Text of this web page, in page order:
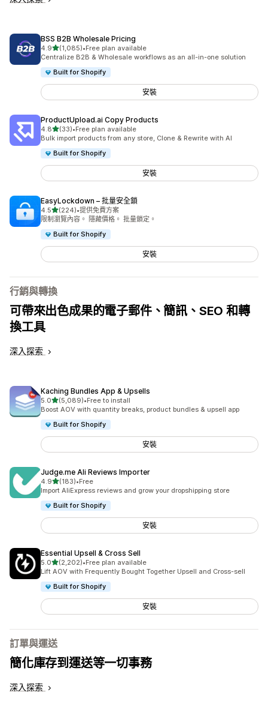
BSS B2B Wholesale Pricing
4.9滿分 5 顆星
(1,085)
共有 1085 則評價
•Free plan available
Centralize B2B & Wholesale workflows as an all-in-one solution
Built for Shopify
安裝
ProductUpload.ai Copy Products
4.8滿分 5 顆星
(33)
共有 33 則評價
•Free plan available
Bulk import products from any store, Clone & Rewrite with AI
Built for Shopify
安裝
EasyLockdown – 批量安全鎖
4.5滿分 5 顆星
(224)
共有 224 則評價
•提供免費方案
限制瀏覽內容。 隱藏價格。 批量鎖定。
Built for Shopify
安裝
行銷與轉換
可帶來出色成果的電子郵件、簡訊、SEO 和轉
換工具
深入探索
Kaching Bundles App & Upsells
5.0滿分 5 顆星
(5,089)
共有 5089 則評價
•Free to install
Boost AOV with quantity breaks, product bundles & upsell app
Built for Shopify
安裝
Judge.me Ali Reviews Importer
4.9滿分 5 顆星
(183)
共有 183 則評價
•Free
Import AliExpress reviews and grow your dropshipping store
Built for Shopify
安裝
Essential Upsell & Cross Sell
5.0滿分 5 顆星
(2,202)
共有 2202 則評價
•Free plan available
Lift AOV with Frequently Bought Together Upsell and Cross-sell
Built for Shopify
安裝
訂單與運送
簡化庫存到運送等一切事務
深入探索